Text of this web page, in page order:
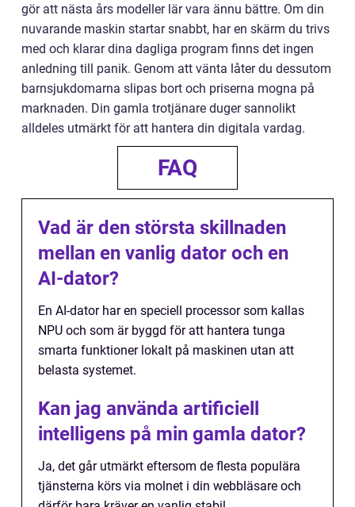
gör att nästa års modeller lär vara ännu bättre. Om din
nuvarande maskin startar snabbt, har en skärm du trivs
med och klarar dina dagliga program finns det ingen
anledning till panik. Genom att vänta låter du dessutom
barnsjukdomarna slipas bort och priserna mogna på
marknaden. Din gamla trotjänare duger sannolikt
alldeles utmärkt för att hantera din digitala vardag.
FAQ
Vad är den största skillnaden
mellan en vanlig dator och en
AI-dator?
En AI-dator har en speciell processor som kallas
NPU och som är byggd för att hantera tunga
smarta funktioner lokalt på maskinen utan att
belasta systemet.
Kan jag använda artificiell
intelligens på min gamla dator?
Ja, det går utmärkt eftersom de flesta populära
tjänsterna körs via molnet i din webbläsare och